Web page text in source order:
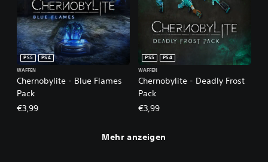
Chernobylite - Blue Flames
Pack
PS5
PS4
WAFFEN
€3,99
Chernobylite - Deadly Frost
Pack
PS5
PS4
WAFFEN
€3,99
Mehr anzeigen